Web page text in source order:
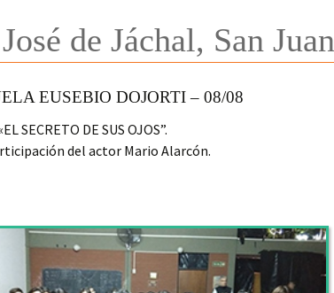
de Jáchal, San Juan
EUSEBIO DOJORTI – 08/08
SECRETO DE SUS OJOS”.
del actor Mario Alarcón.